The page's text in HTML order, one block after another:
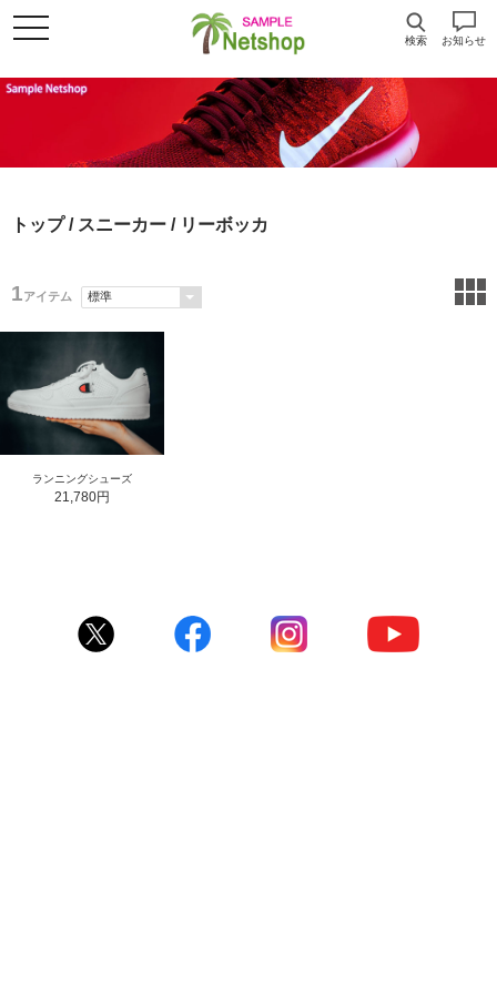
検索 お知らせ
トップ/ スニーカー / リーボッカ
1アイテム
ランニングシューズ
21,780円